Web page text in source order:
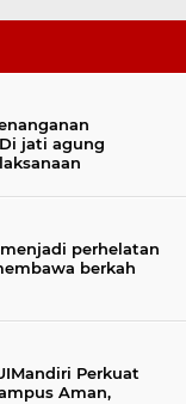
jati agung
perhelatan
berkah
Perkuat
Aman,